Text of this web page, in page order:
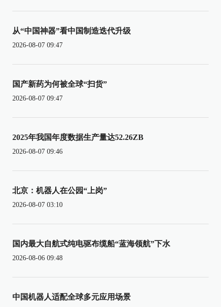
从“中国神器”看中国制造迭代升级
2026-08-07 09:47
国产新药为何被全球“扫货”
2026-08-07 09:47
2025年我国年度数据生产量达52.26ZB
2026-08-07 09:46
北京：机器人在公园“上岗”
2026-08-07 03:10
国内最大自航式纯电驱布缆船“蓝海领航”下水
2026-08-06 09:48
中国机器人适配全球多元应用场景